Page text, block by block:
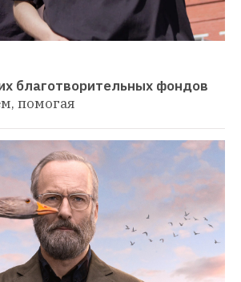
благотворительных фондов
помогая